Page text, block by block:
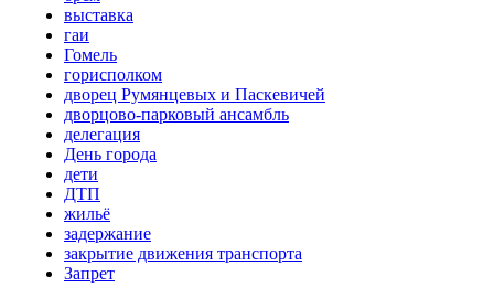
выставка
гаи
Гомель
горисполком
дворец Румянцевых и Паскевичей
дворцово-парковый ансамбль
делегация
День города
дети
ДТП
жильё
задержание
закрытие движения транспорта
Запрет